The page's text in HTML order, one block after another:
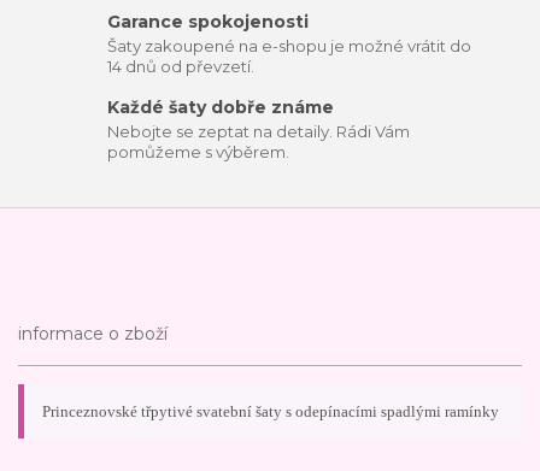
Garance spokojenosti
Šaty zakoupené na e-shopu je možné vrátit do
14 dnů od převzetí.
Každé šaty dobře známe
Nebojte se zeptat na detaily. Rádi Vám
pomůžeme s výběrem.
informace o zboží
Princeznovské třpytivé svatební šaty s odepínacími spadlými ramínky